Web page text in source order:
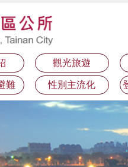
觀光旅遊
難 性別主流化